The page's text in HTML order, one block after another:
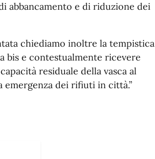
abbancamento e di riduzione dei
chiediamo inoltre la tempistica
bis e contestualmente ricevere
residuale della vasca al
emergenza dei rifiuti in città.”